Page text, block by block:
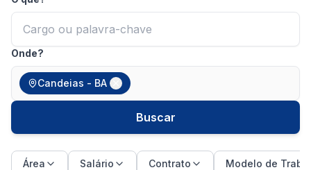
Onde?
Candeias - BA
Buscar
Área Salário Contrato Modelo de